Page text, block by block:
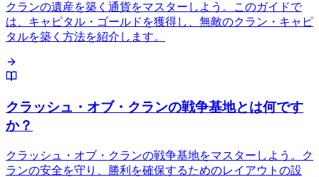
クランの遺産を築く通貨をマスターしよう。このガイドで
は、キャピタル・ゴールドを獲得し、無敵のクラン・キャピ
タルを築く方法を紹介します。
クラッシュ・オブ・クランの戦争基地とは何です
か？
クラッシュ・オブ・クランの戦争基地をマスターしよう。ク
ランの安全を守り、勝利を確保するためのレイアウトの設